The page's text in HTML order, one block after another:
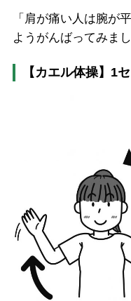
「肩が痛い人は腕が
ようがんばってみまし
【カエル体操】1